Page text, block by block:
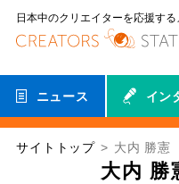
日本中のクリエイターを応援する
ニュース イン
サイトトップ 大内 勝憲
大内 勝